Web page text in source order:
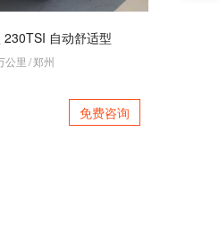
自动舒适型
公里 /郑州
免费咨询